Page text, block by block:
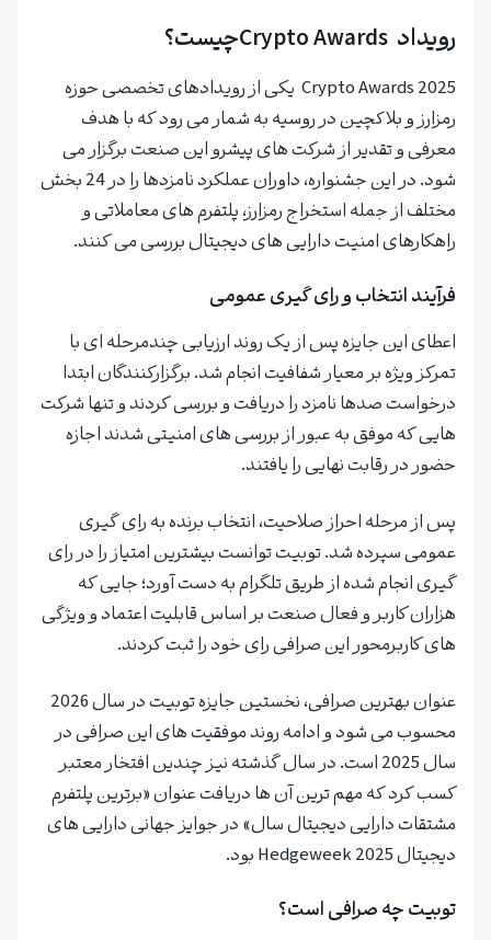
رویداد Crypto Awardsچیست؟
Crypto Awards 2025 یکی از رویدادهای تخصصی حوزه
رمزارز و بلاکچین در روسیه به شمار می رود که با هدف
معرفی و تقدیر از شرکت های پیشرو این صنعت برگزار می
شود. در این جشنواره، داوران عملکرد نامزدها را در 24 بخش
مختلف از جمله استخراج رمزارز، پلتفرم های معاملاتی و
راهکارهای امنیت دارایی های دیجیتال بررسی می کنند.
فرآیند انتخاب و رای گیری عمومی
اعطای این جایزه پس از یک روند ارزیابی چندمرحله ای با
تمرکز ویژه بر معیار شفافیت انجام شد. برگزارکنندگان ابتدا
درخواست صدها نامزد را دریافت و بررسی کردند و تنها شرکت
هایی که موفق به عبور از بررسی های امنیتی شدند اجازه
حضور در رقابت نهایی را یافتند.
پس از مرحله احراز صلاحیت، انتخاب برنده به رای گیری
عمومی سپرده شد. توبیت توانست بیشترین امتیاز را در رای
گیری انجام شده از طریق تلگرام به دست آورد؛ جایی که
هزاران کاربر و فعال صنعت بر اساس قابلیت اعتماد و ویژگی
های کاربرمحور این صرافی رای خود را ثبت کردند.
عنوان بهترین صرافی، نخستین جایزه توبیت در سال 2026
محسوب می شود و ادامه روند موفقیت های این صرافی در
سال 2025 است. در سال گذشته نیز چندین افتخار معتبر
کسب کرد که مهم ترین آن ها دریافت عنوان «برترین پلتفرم
مشتقات دارایی دیجیتال سال» در جوایز جهانی دارایی های
دیجیتال Hedgeweek 2025 بود.
توبیت چه صرافی است؟